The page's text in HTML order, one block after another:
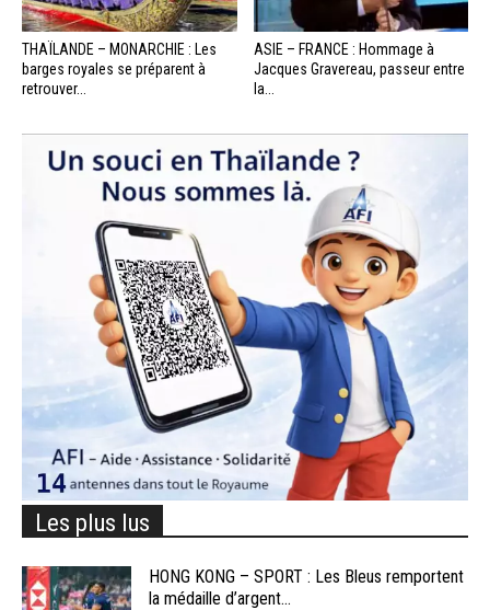
THAÏLANDE – MONARCHIE : Les
barges royales se préparent à
retrouver...
ASIE – FRANCE : Hommage à
Jacques Gravereau, passeur entre
la...
Les plus lus
HONG KONG – SPORT : Les Bleus remportent
la médaille d’argent...